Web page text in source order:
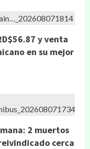
y venta
en su mejor
2 muertos
cerca